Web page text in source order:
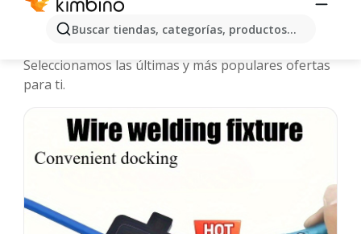
Buscar tiendas, categorías, productos...
Alpuyeca - Folletos y ofertas más
Seleccionamos las últimas y más populares ofertas
para ti.